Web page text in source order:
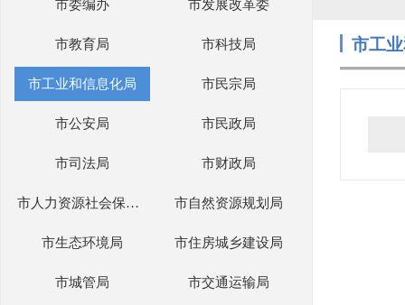
市委编办 市发展改革委
市教育局 市科技局
市工业和信息化局 市民宗局
市公安局 市民政局
市司法局 市财政局
市人力资源社会保障局 市自然资源规划局
市生态环境局 市住房城乡建设局
市城管局 市交通运输局
市工